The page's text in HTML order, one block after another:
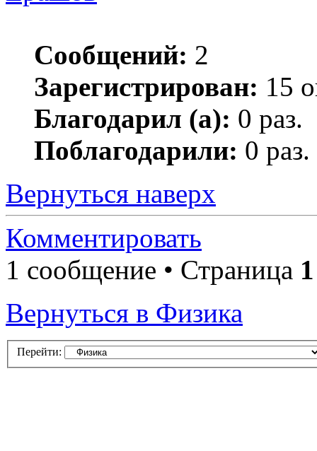
Сообщений: 2
Зарегистрирован: 15
Благодарил (а): 0 раз.
Поблагодарили: 0 раз.
Вернуться наверх
Комментировать
1 сообщение • Страница 1
Вернуться в Физика
Перейти: